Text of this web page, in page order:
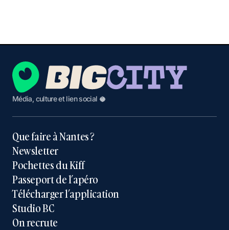
Média, culture et lien social 🥥
Que faire à Nantes ?
Newsletter
Pochettes du Kiff
Passeport de l’apéro
Télécharger l’application
Studio BC
On recrute